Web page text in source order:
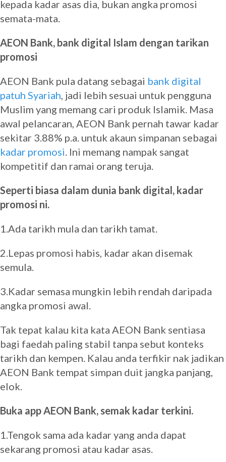
kepada kadar asas dia, bukan angka promosi
semata-mata.
AEON Bank, bank digital Islam dengan tarikan
promosi
AEON Bank pula datang sebagai bank digital
patuh Syariah, jadi lebih sesuai untuk pengguna
Muslim yang memang cari produk Islamik. Masa
awal pelancaran, AEON Bank pernah tawar kadar
sekitar 3.88% p.a. untuk akaun simpanan sebagai
kadar promosi. Ini memang nampak sangat
kompetitif dan ramai orang teruja.
Seperti biasa dalam dunia bank digital, kadar
promosi ni.
1.Ada tarikh mula dan tarikh tamat.
2.Lepas promosi habis, kadar akan disemak
semula.
3.Kadar semasa mungkin lebih rendah daripada
angka promosi awal.
Tak tepat kalau kita kata AEON Bank sentiasa
bagi faedah paling stabil tanpa sebut konteks
tarikh dan kempen. Kalau anda terfikir nak jadikan
AEON Bank tempat simpan duit jangka panjang,
elok.
Buka app AEON Bank, semak kadar terkini.
1.Tengok sama ada kadar yang anda dapat
sekarang promosi atau kadar asas.